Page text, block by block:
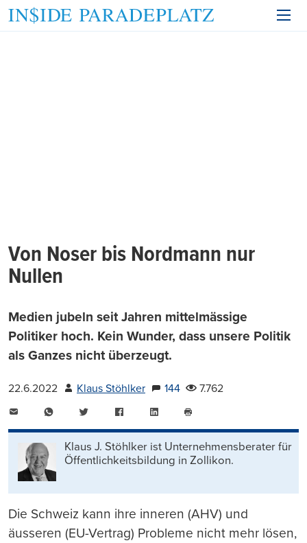
Von Noser bis Nordmann nur
Nullen
Medien jubeln seit Jahren mittelmässige
Politiker hoch. Kein Wunder, dass unsere Politik
als Ganzes nicht überzeugt.
22.6.2022 Klaus Stöhlker 144
7.762
WhatsAppTwitter FacebookLinkedIn
drucken
Klaus J. Stöhlker ist Unternehmens­berater für
Öffentlichkeits­bildung in Zollikon.
Die Schweiz kann ihre inneren (AHV) und
äusseren (EU-Vertrag) Probleme nicht mehr lösen,